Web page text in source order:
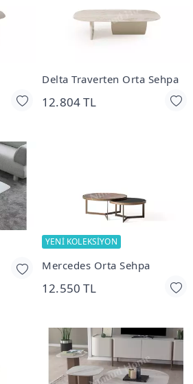
Delta Traverten Orta Sehpa
12.804 TL
YENİ KOLEKSİYON
Mercedes Orta Sehpa
12.550 TL